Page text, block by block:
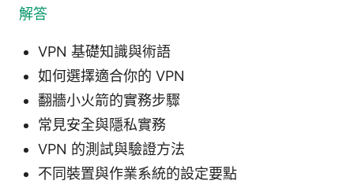
解答
VPN 基礎知識與術語
如何選擇適合你的 VPN
翻牆小火箭的實務步驟
常見安全與隱私實務
VPN 的測試與驗證方法
不同裝置與作業系統的設定要點